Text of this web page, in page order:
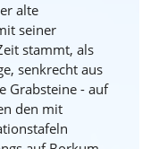
alte
seiner
stammt, als
senkrecht aus
Grabsteine - auf
den mit